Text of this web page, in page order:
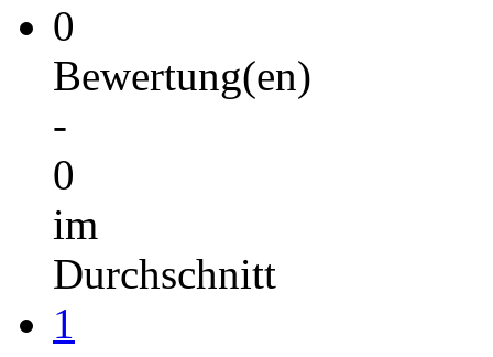
0
Bewertung(en)
-
0
im
Durchschnitt
1